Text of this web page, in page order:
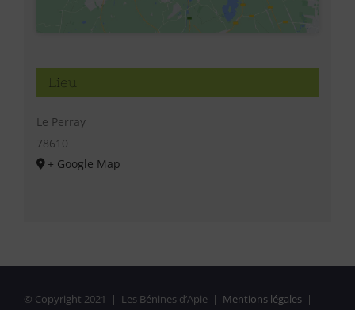
Lieu
Le Perray
78610
+ Google Map
© Copyright 2021 | Les Bénines d’Apie | Mentions légales|